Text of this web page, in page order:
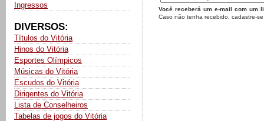
Ingressos
DIVERSOS:
Títulos do Vitória
Hinos do Vitória
Esportes Olímpicos
Músicas do Vitória
Escudos do Vitória
Dirigentes do Vitória
Lista de Conselheiros
Tabelas de jogos do Vitória
Você receberá um e-mail com um
Caso não tenha recebido, cadastre-